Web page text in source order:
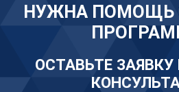
НУЖНА ПОМОЩЬ
ОСТАВЬТЕ